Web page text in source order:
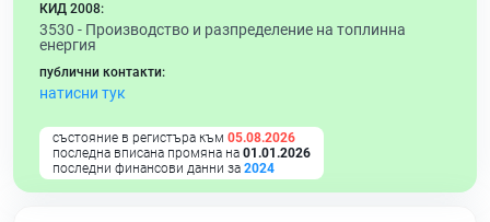
КИД 2008:
3530 - Производство и разпределение на топлинна
енергия
публични контакти:
натисни тук
състояние в регистъра към 05.08.2026
последна вписана промяна на 01.01.2026
последни финансови данни за 2024